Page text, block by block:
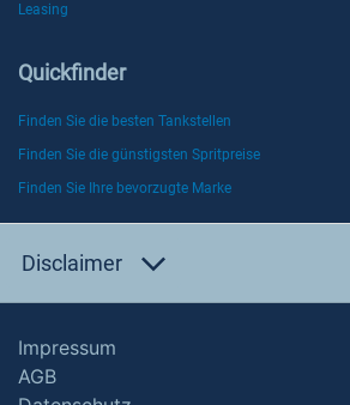
Leasing
Quickfinder
Finden Sie die besten Tankstellen
Finden Sie die günstigsten Spritpreise
Finden Sie Ihre bevorzugte Marke
Disclaimer
Impressum
AGB